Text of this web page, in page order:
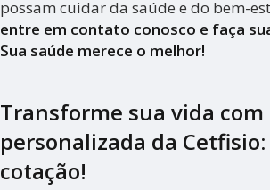
possam cuidar da saúde e do bem-
entre em contato conosco e faça
Sua saúde merece o melhor!
Transforme sua vida
personalizada da
cotação!